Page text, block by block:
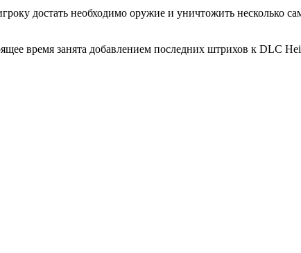
достать необходимо оружие и уничтожить несколько
время занята добавлением последних штрихов к DLC